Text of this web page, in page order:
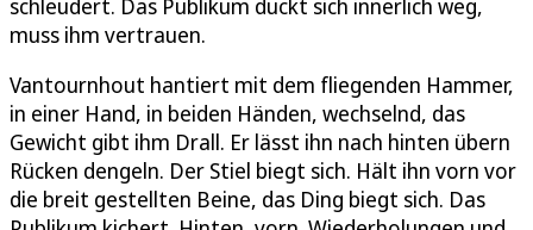
muss ihm vertrauen.
Vantournhout hantiert mit dem fliegenden Hammer,
in einer Hand, in beiden Händen, wechselnd, das
Gewicht gibt ihm Drall. Er lässt ihn nach hinten übern
Rücken dengeln. Der Stiel biegt sich. Hält ihn vorn vor
die breit gestellten Beine, das Ding biegt sich. Das